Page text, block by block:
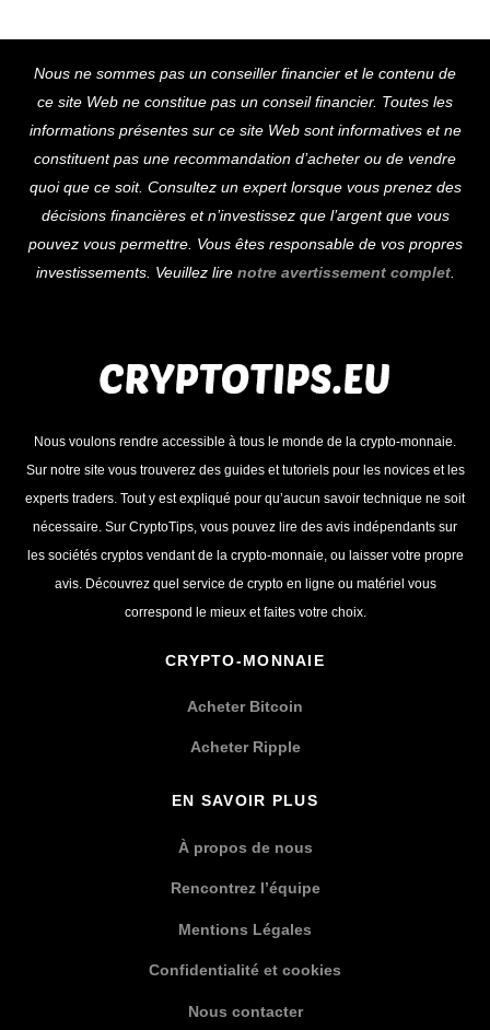
To
Top
Nous ne sommes pas un conseiller financier et le contenu de
ce site Web ne constitue pas un conseil financier. Toutes les
informations présentes sur ce site Web sont informatives et ne
constituent pas une recommandation d’acheter ou de vendre
quoi que ce soit. Consultez un expert lorsque vous prenez des
décisions financières et n’investissez que l’argent que vous
pouvez vous permettre. Vous êtes responsable de vos propres
investissements. Veuillez lire notre avertissement complet.
Nous voulons rendre accessible à tous le monde de la crypto-monnaie.
Sur notre site vous trouverez des guides et tutoriels pour les novices et les
experts traders. Tout y est expliqué pour qu’aucun savoir technique ne soit
nécessaire. Sur CryptoTips, vous pouvez lire des avis indépendants sur
les sociétés cryptos vendant de la crypto-monnaie, ou laisser votre propre
avis. Découvrez quel service de crypto en ligne ou matériel vous
correspond le mieux et faites votre choix.
CRYPTO-MONNAIE
Acheter Bitcoin
Acheter Ripple
EN SAVOIR PLUS
À propos de nous
Rencontrez l’équipe
Mentions Légales
Confidentialité et cookies
Nous contacter